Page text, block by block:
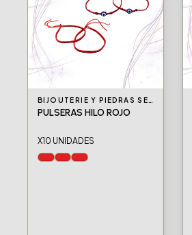
BIJOUTERIE Y PIEDRAS SEMIPRECIOSAS
PULSERAS HILO ROJO
X10 UNIDADES